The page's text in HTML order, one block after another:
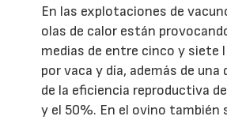
En las explotaciones de
olas de calor están
medias de entre cinco y siete
por vaca y día, además de una
de la eficiencia reproductiva
y el 50%. En el ovino también